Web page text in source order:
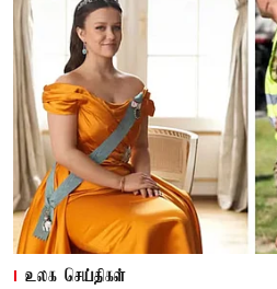
உலக செய்திகள்